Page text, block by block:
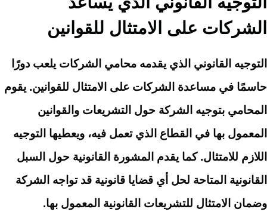
الشركات على الامتثال للقوانين
التوجيه القانوني الذي يقدمه محامي الشركات يلعب دورًا
حاسمًا في مساعدة الشركات على الامتثال للقوانين. يقوم
المحامي بتوجيه الشركة حول التشريعات والقوانين
المعمول بها في القطاع الذي تعمل فيه، ويعطيها التوجيه
اللازم للامتثال. كما يقدم المشورة القانونية حول السبل
القانونية المتاحة لحل أي قضايا قانونية قد تواجه الشركة
وضمان الامتثال للتشريعات القانونية المعمول بها.